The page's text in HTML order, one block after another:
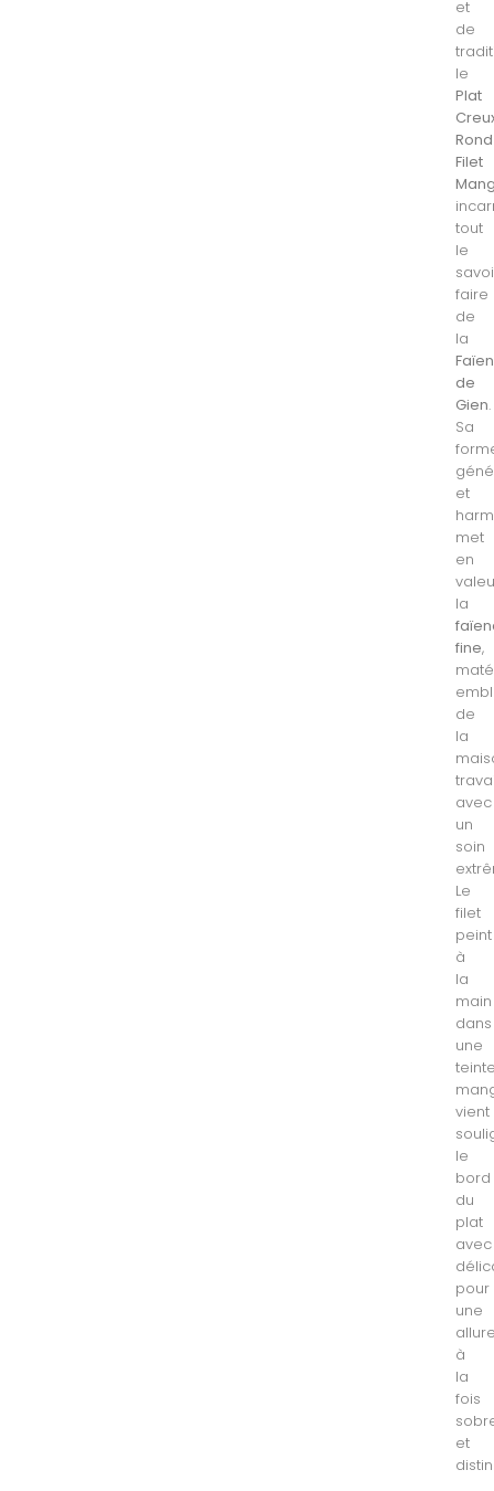
et
de
le
Plat
Rond
Filet
tout
le
faire
de
la
de
Gien.
Sa
et
met
en
la
fine,
de
la
avec
un
soin
Le
filet
peint
à
la
main
dans
une
vient
le
bord
du
plat
avec
pour
une
à
la
fois
et